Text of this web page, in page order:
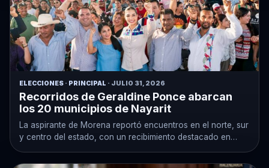
ELECCIONES · PRINCIPAL · JULIO 31, 2026
Recorridos de Geraldine Ponce abarcan
los 20 municipios de Nayarit
La aspirante de Morena reportó encuentros en el norte, sur
y centro del estado, con un recibimiento destacado en